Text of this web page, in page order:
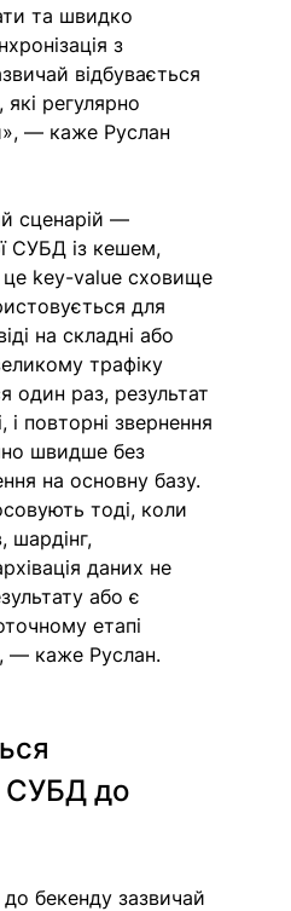
та швидко
з
відбувається
регулярно
— каже Руслан
сценарій —
СУБД із кешем,
key-value сховище
для
на складні або
трафіку
один раз, результат
і повторні звернення
швидше без
на основну базу.
тоді, коли
шардінг,
даних не
або є
етапі
— каже Руслан.
СУБД до
бекенду зазвичай